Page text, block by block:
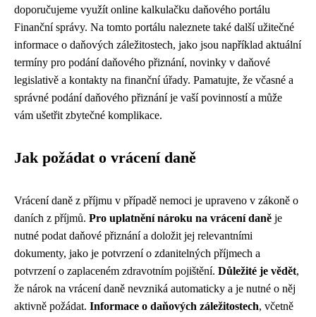
doporučujeme využít online kalkulačku daňového portálu
Finanční správy. Na tomto portálu naleznete také další užitečné
informace o daňových záležitostech, jako jsou například aktuální
termíny pro podání daňového přiznání, novinky v daňové
legislativě a kontakty na finanční úřady. Pamatujte, že včasné a
správné podání daňového přiznání je vaší povinností a může
vám ušetřit zbytečné komplikace.
Jak požádat o vrácení daně
Vrácení daně z příjmu v případě nemoci je upraveno v zákoně o
daních z příjmů. Pro uplatnění nároku na vrácení daně je
nutné podat daňové přiznání a doložit jej relevantními
dokumenty, jako je potvrzení o zdanitelných příjmech a
potvrzení o zaplaceném zdravotním pojištění. Důležité je vědět,
že nárok na vrácení daně nevzniká automaticky a je nutné o něj
aktivně požádat. Informace o daňových záležitostech, včetně